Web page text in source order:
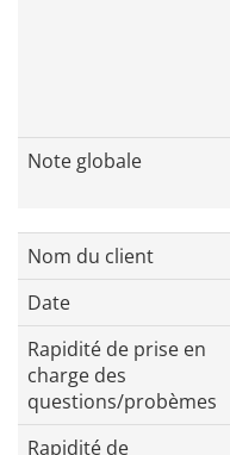
Note globale
Nom du client
Date
Rapidité de prise en
charge des
questions/probèmes
Rapidité de